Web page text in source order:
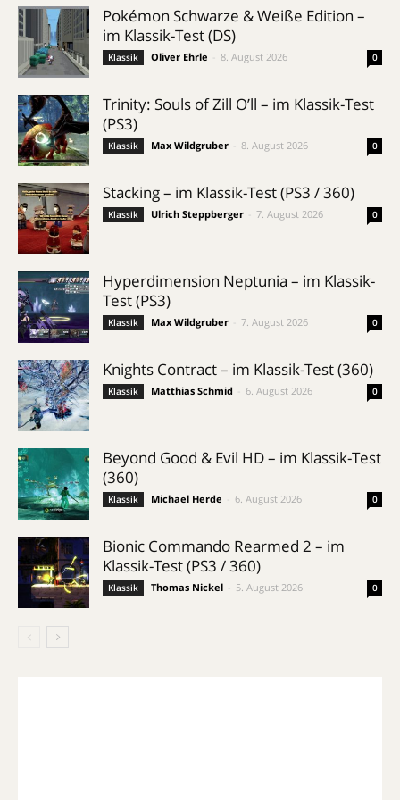
Pokémon Schwarze & Weiße Edition –
im Klassik-Test (DS)
Klassik Oliver Ehrle 8. August 2026 0
Trinity: Souls of Zill O’ll – im Klassik-Test
(PS3)
Klassik Max Wildgruber 8. August 2026 0
Stacking – im Klassik-Test (PS3 / 360)
Klassik Ulrich Steppberger 7. August 2026 0
Hyperdimension Neptunia – im Klassik-
Test (PS3)
Klassik Max Wildgruber 7. August 2026 0
Knights Contract – im Klassik-Test (360)
Klassik Matthias Schmid 6. August 2026 0
Beyond Good & Evil HD – im Klassik-Test
(360)
Klassik Michael Herde 6. August 2026 0
Bionic Commando Rearmed 2 – im
Klassik-Test (PS3 / 360)
Klassik Thomas Nickel 5. August 2026 0